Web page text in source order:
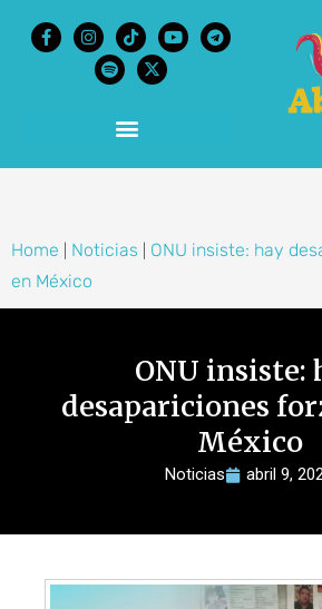
Home Noticias
ONU insiste: hay
en México
ONU insiste:
desapariciones
México
Noticias abril 9,